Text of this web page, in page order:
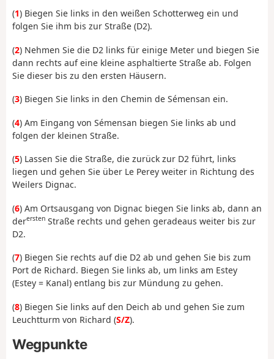
(1) Biegen Sie links in den weißen Schotterweg ein und
folgen Sie ihm bis zur Straße (D2).
(2) Nehmen Sie die D2 links für einige Meter und biegen Sie
dann rechts auf eine kleine asphaltierte Straße ab. Folgen
Sie dieser bis zu den ersten Häusern.
(3) Biegen Sie links in den Chemin de Sémensan ein.
(4) Am Eingang von Sémensan biegen Sie links ab und
folgen der kleinen Straße.
(5) Lassen Sie die Straße, die zurück zur D2 führt, links
liegen und gehen Sie über Le Perey weiter in Richtung des
Weilers Dignac.
(6) Am Ortsausgang von Dignac biegen Sie links ab, dann an
derersten Straße rechts und gehen geradeaus weiter bis zur
D2.
(7) Biegen Sie rechts auf die D2 ab und gehen Sie bis zum
Port de Richard. Biegen Sie links ab, um links am Estey
(Estey = Kanal) entlang bis zur Mündung zu gehen.
(8) Biegen Sie links auf den Deich ab und gehen Sie zum
Leuchtturm von Richard (S/Z).
Wegpunkte